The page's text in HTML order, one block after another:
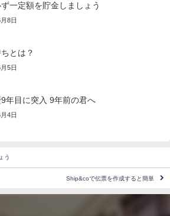
一定額を貯金しましょう
8日
とは？
5日
年目に突入 9年前の君へ
4日
う
Ship&coで伝票を作成すると簡単